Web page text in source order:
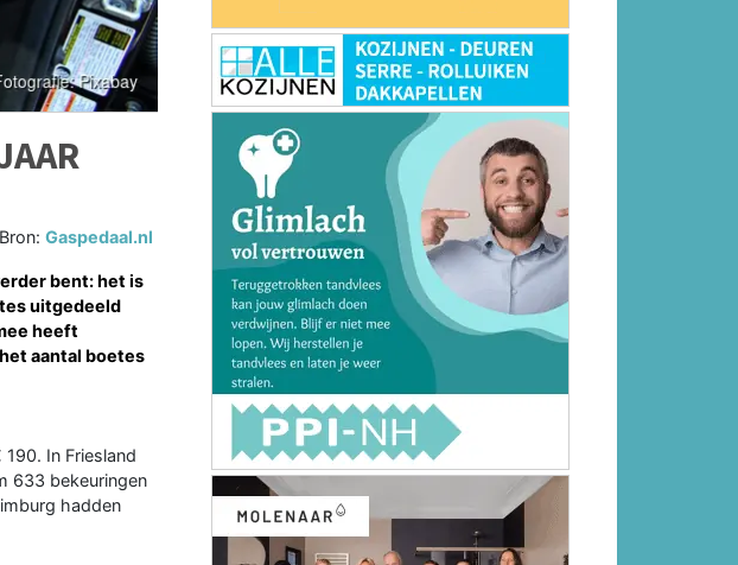
Bron:Gaspedaal.nl
bent: het is
uitgedeeld
heeft
aantal boetes
In Friesland
633 bekeuringen
hadden